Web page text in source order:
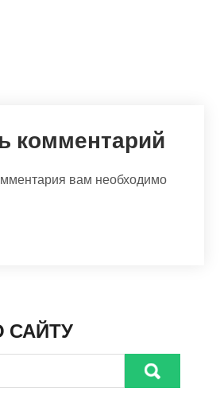
комментарий
вам необходимо
САЙТУ